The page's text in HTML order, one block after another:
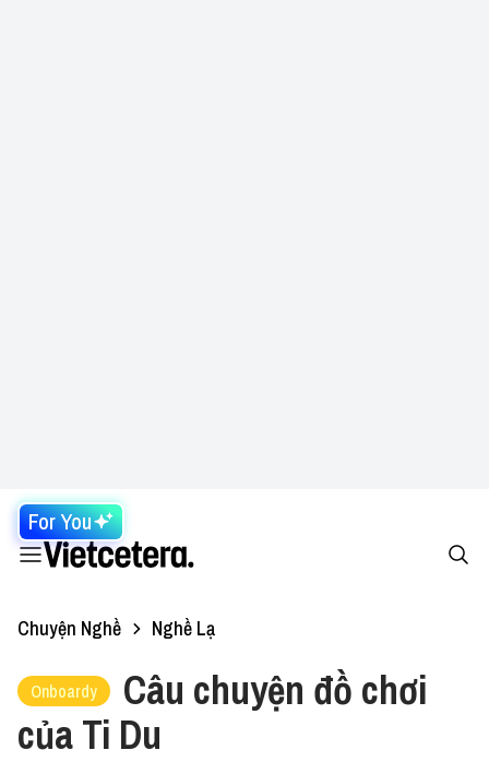
For You
Chuyện Nghề Nghề Lạ
Onboardy
Câu chuyện đồ chơi
của Ti Du